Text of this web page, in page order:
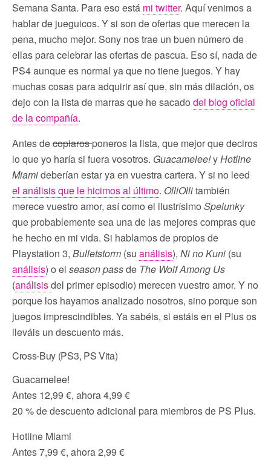
Semana Santa. Para eso está mi twitter. Aquí venimos a
hablar de jueguicos. Y si son de ofertas que merecen la
pena, mucho mejor. Sony nos trae un buen número de
ellas para celebrar las ofertas de pascua. Eso sí, nada de
PS4 aunque es normal ya que no tiene juegos. Y hay
muchas cosas para adquirir así que, sin más dilación, os
dejo con la lista de marras que he sacado del blog oficial
de la compañía.
Antes decopiarosponeros la lista, que mejor que deciros
lo que yo haría si fuera vosotros. Guacamelee!yHotline
Miamideberían estar ya en vuestra cartera. Y si no leed
el análisis que le hicimos al último. OlliOllitambién
merece vuestro amor, así como el ilustrísimo Spelunky
que probablemente sea una de las mejores compras que
he hecho en mi vida. Si hablamos de propios de
Playstation 3, Bulletstorm (su análisis), Ni no Kuni (su
análisis) o el season passde The Wolf Among Us
(análisisdel primer episodio) merecen vuestro amor. Y no
porque los hayamos analizado nosotros, sino porque son
juegos imprescindibles. Ya sabéis, si estáis en el Plus os
lleváis un descuento más.
Cross-Buy (PS3, PS Vita)
Guacamelee!
Antes 12,99 €, ahora 4,99 €
20 % de descuento adicional para miembros de PS Plus.
Hotline Miami
Antes 7,99 €, ahora 2,99 €